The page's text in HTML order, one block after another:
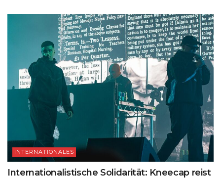
INTERNATIONALES
Internationalistische Solidarität: Kneecap reist